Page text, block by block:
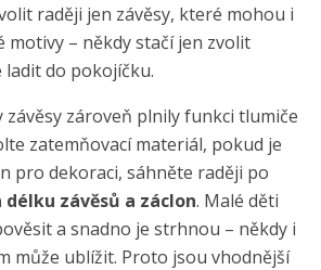
raději jen závěsy, které mohou i
motivy – někdy stačí jen zvolit
do pokojíčku.
závěsy zároveň plnily funkci tlumiče
zatemňovací materiál, pokud je
pro dekoraci, sáhněte raději po
délku závěsů a záclon. Malé děti
a snadno je strhnou – někdy i
může ublížit. Proto jsou vhodnější